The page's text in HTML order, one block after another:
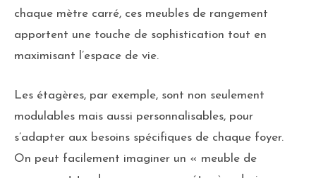
chaque mètre carré, ces meubles de rangement
apportent une touche de sophistication tout en
maximisant l’espace de vie.
Les étagères, par exemple, sont non seulement
modulables mais aussi personnalisables, pour
s’adapter aux besoins spécifiques de chaque foyer.
On peut facilement imaginer un « meuble de